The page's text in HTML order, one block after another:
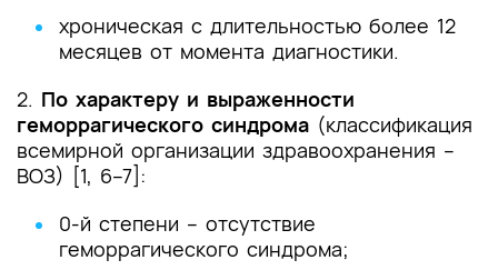
хроническая с длительностью более 12
месяцев от момента диагностики.
2. По характеру и выраженности
геморрагического синдрома (классификация
всемирной организации здравоохранения –
ВОЗ) [1, 6–7]:
0-й степени – отсутствие
геморрагического синдрома;